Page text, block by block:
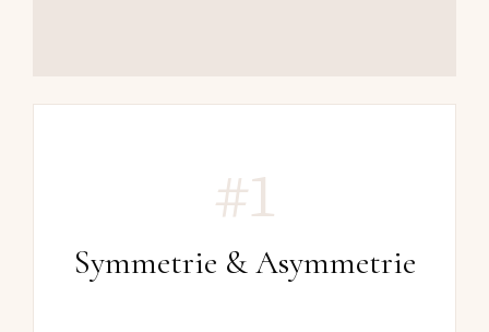
#1
Symmetrie & Asymmetrie